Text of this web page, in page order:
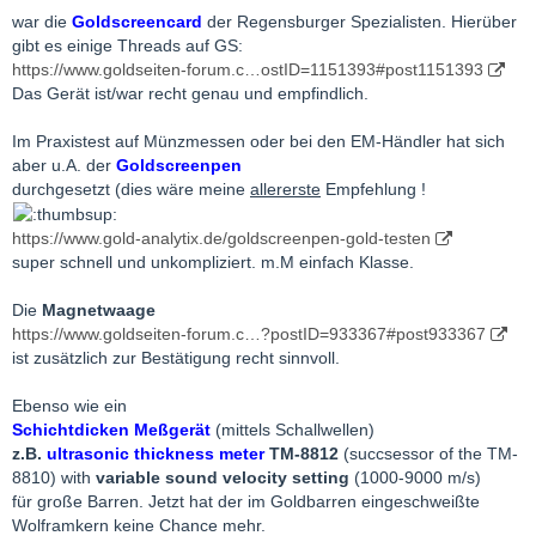
war die Goldscreencard der Regensburger Spezialisten. Hierüber
gibt es einige Threads auf GS:
https://www.goldseiten-forum.c…ostID=1151393#post1151393
Das Gerät ist/war recht genau und empfindlich.
Im Praxistest auf Münzmessen oder bei den EM-Händler hat sich
aber u.A. der Goldscreenpen
durchgesetzt (dies wäre meine allererste Empfehlung !
https://www.gold-analytix.de/goldscreenpen-gold-testen
super schnell und unkompliziert. m.M einfach Klasse.
Die Magnetwaage
https://www.goldseiten-forum.c…?postID=933367#post933367
ist zusätzlich zur Bestätigung recht sinnvoll.
Ebenso wie ein
Schichtdicken Meßgerät (mittels Schallwellen)
z.B. ultrasonic thickness meterTM-8812 (succsessor of the TM-
8810) with variable sound velocity setting (1000-9000 m/s)
für große Barren. Jetzt hat der im Goldbarren eingeschweißte
Wolframkern keine Chance mehr.